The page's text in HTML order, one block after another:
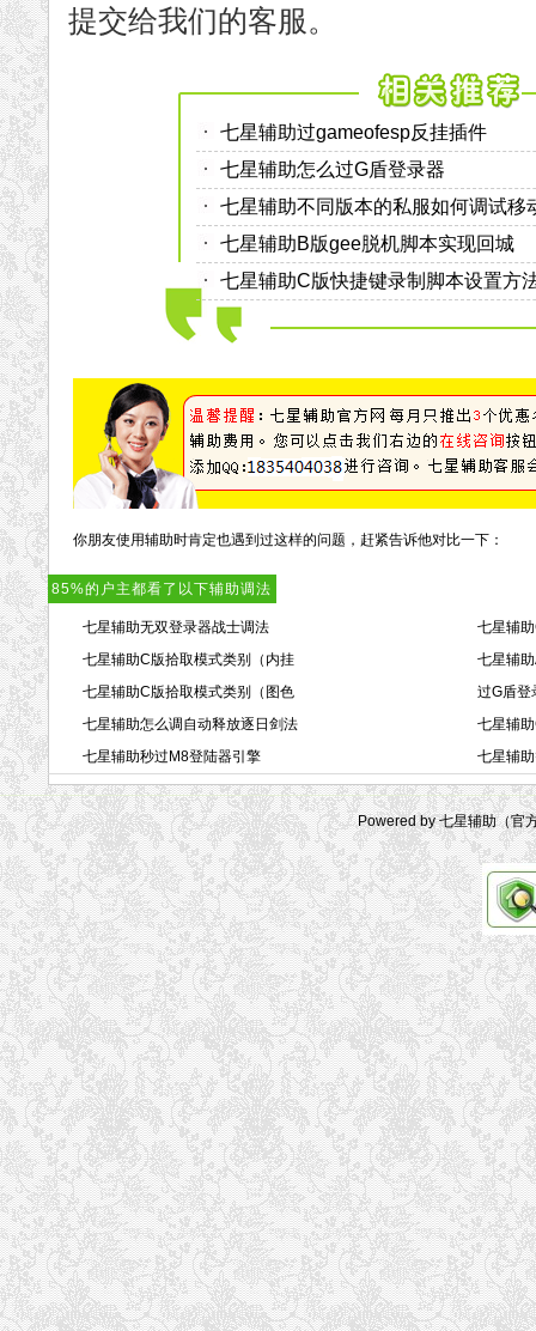
提交给我们的客服。
七星辅助过gameofesp反挂插件
七星辅助怎么过G盾登录器
七星辅助不同版本的私服如何调试移
七星辅助B版gee脱机脚本实现回城
七星辅助C版快捷键录制脚本设置方
你朋友使用辅助时肯定也遇到过这样的问题，赶紧告诉他对比一下：
85%的户主都看了以下辅助调法
七星辅助无双登录器战士调法
七星辅
七星辅助C版拾取模式类别（内挂
七星辅
七星辅助C版拾取模式类别（图色
过G盾登
七星辅助怎么调自动释放逐日剑法
七星辅
七星辅助秒过M8登陆器引擎
七星辅
Powered by 七星辅助（官